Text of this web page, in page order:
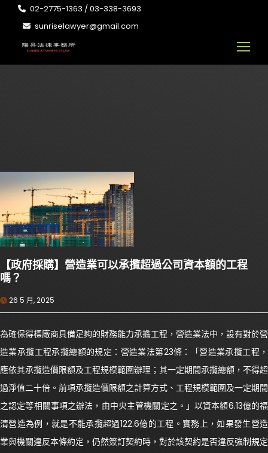
02-2775-1363 / 03-338-3693
sunriselawyer@gmail.com
【政府採購】營造業可以承攬超過公司資本額的工程
嗎？
26 5 月, 2025
為確保得標廠商具備足夠的財務能力承擔工程，營造業法中，設有對於營
造業承攬工程承攬總額的規定：營造業法第23條：「營造業承攬工程，
應依其承攬造價限額及工程規模範圍辦理；其一定期間承攬總額，不得超
過淨值二十倍。前項承攬造價限額之計算方式、工程規模範圍及一定期間
之認定等相關事項之辦法，由中央主管機關定之。」以資本額6.13億的福
清營造為例，就是不能承攬超過122.6億的工程。實務上，如果發生營造
業與機關違反本條約定，仍然簽訂契約時，對於該契約是否違反強制規定